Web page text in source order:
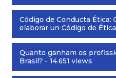
Código de Conducta Ética:
elaborar un Código de Ética
Quanto ganham os
Brasil? - 14.651 views